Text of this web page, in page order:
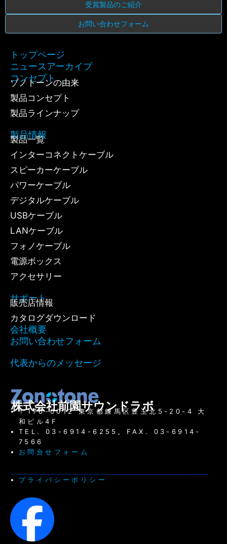
受賞製品のご紹介
お問い合わせフォーム
トップページ
ニュースアーカイブ
コンセプト
ゾノトーンの由来
製品コンセプト
製品ラインナップ
製品情報
製品一覧
インターコネクトケーブル
スピーカーケーブル
パワーケーブル
デジタルケーブル
USBケーブル
LANケーブル
フォノケーブル
電源ボックス
アクセサリー
サポート
販売店情報
カタログダウンロード
会社概要
お問い合わせフォーム
代表からのメッセージ
株式会社前園サウンドラボ
〒176-0012 東京都練馬区豊玉北5-20-4 大
和ビル4F
TEL. 03-6914-6255, FAX. 03-6914-
7566
お問合せフォーム
プライバシーポリシー